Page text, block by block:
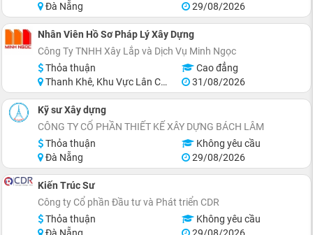
Đà Nẵng
29/08/2026
Nhân Viên Hồ Sơ Pháp Lý Xây Dựng
Công Ty TNHH Xây Lắp và Dịch Vụ Minh Ngọc
Thỏa thuận
Cao đẳng
Thanh Khê, Khu Vực Lân Cận Đà Nẵng
31/08/2026
Kỹ sư Xây dựng
CÔNG TY CỔ PHẦN THIẾT KẾ XÂY DỰNG BÁCH LÂM
Thỏa thuận
Không yêu cầu
Đà Nẵng
29/08/2026
Kiến Trúc Sư
Công ty Cổ phần Đầu tư và Phát triển CDR
Thỏa thuận
Không yêu cầu